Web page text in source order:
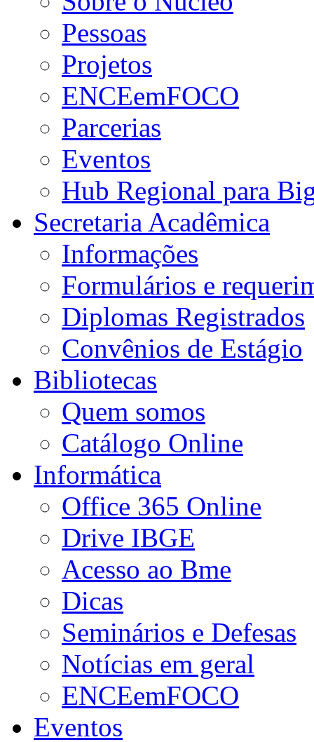
Pessoas
Projetos
ENCEemFOCO
Parcerias
Eventos
Hub Regional para
Secretaria Acadêmica
Informações
Formulários e
Diplomas Registrados
Convênios de Estágio
Bibliotecas
Quem somos
Catálogo Online
Informática
Office 365 Online
Drive IBGE
Acesso ao Bme
Dicas
Seminários e Defesas
Notícias em geral
ENCEemFOCO
Eventos